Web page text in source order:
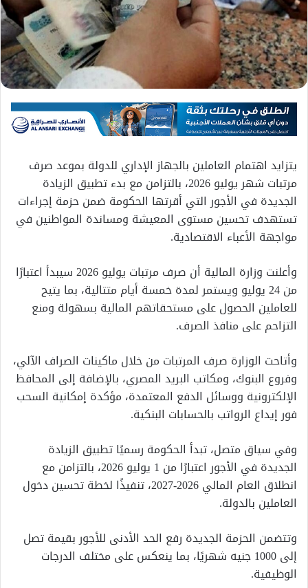
يتزايد اهتمام العاملين بالجهاز الإداري للدولة بموعد صرف
مرتبات شهر يوليو 2026، بالتزامن مع بدء تطبيق الزيادة
الجديدة في الأجور التي أقرتها الحكومة ضمن حزمة إجراءات
تستهدف تحسين مستوى المعيشة ومساندة المواطنين في
مواجهة الأعباء الاقتصادية.
وأعلنت وزارة المالية أن صرف مرتبات يوليو 2026 سيبدأ اعتبارًا
من 24 يوليو ويستمر لمدة خمسة أيام متتالية، بما يتيح
للعاملين الحصول على مستحقاتهم المالية بسهولة ومنع
التزاحم على منافذ الصرف.
وأتاحت الوزارة صرف المرتبات من خلال ماكينات الصراف الآلي،
وفروع البنوك، ومكاتب البريد المصري، بالإضافة إلى المحافظ
الإلكترونية ووسائل الدفع المعتمدة، مؤكدة إمكانية السحب
فور إيداع الرواتب بالحسابات البنكية.
وفي سياق متصل، تبدأ الحكومة رسميًا تطبيق الزيادة
الجديدة في الأجور اعتبارًا من 1 يوليو 2026، بالتزامن مع
انطلاق العام المالي 2026-2027، تنفيذًا لخطة تحسين دخول
العاملين بالدولة.
وتتضمن الحزمة الجديدة رفع الحد الأدنى للأجور بقيمة تصل
إلى 1000 جنيه شهريًا، بما ينعكس على مختلف الدرجات
الوظيفية.